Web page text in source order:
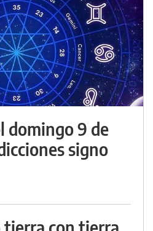
domingo 9 de
signo